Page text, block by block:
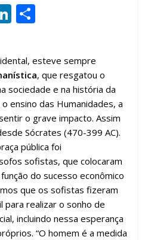
Li
k
e
dI
n
m
p
ar
til
h
ar
esteve sempre
, que resgatou o
sociedade e na história da
ensino das Humanidades, a
o grave impacto. Assim
Sócrates (470-399 AC).
pública foi
sofistas, que colocaram
do sucesso econômico
que os sofistas fizeram
para realizar o sonho de
incluindo nessa esperança
“O homem é a medida